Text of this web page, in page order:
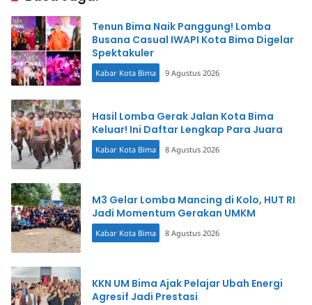
Tenun Bima Naik Panggung! Lomba
Busana Casual IWAPI Kota Bima Digelar
Spektakuler
Kabar Kota Bima 9 Agustus 2026
Hasil Lomba Gerak Jalan Kota Bima
Keluar! Ini Daftar Lengkap Para Juara
Kabar Kota Bima 8 Agustus 2026
M3 Gelar Lomba Mancing di Kolo, HUT RI
Jadi Momentum Gerakan UMKM
Kabar Kota Bima 8 Agustus 2026
KKN UM Bima Ajak Pelajar Ubah Energi
Agresif Jadi Prestasi